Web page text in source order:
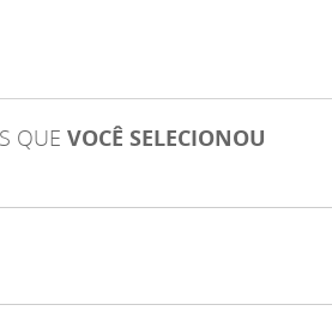
QUE VOCÊ SELECIONOU